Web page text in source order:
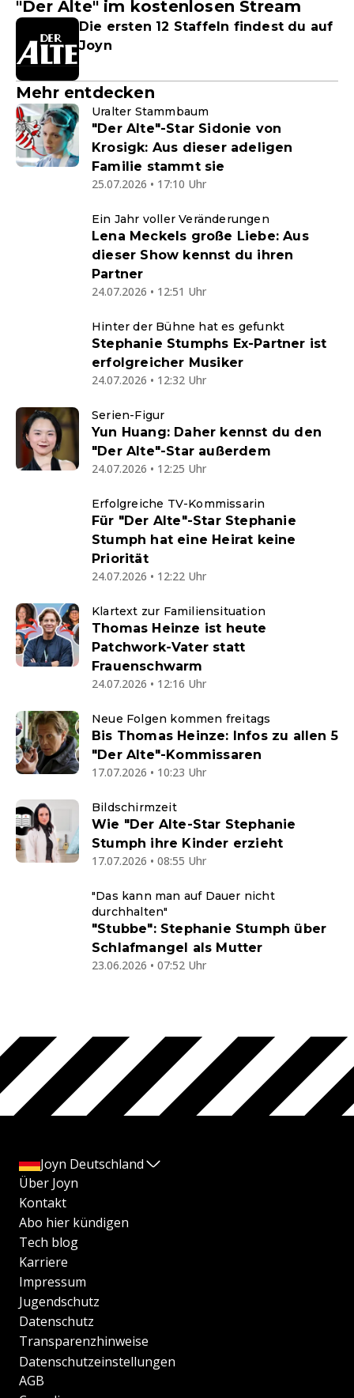
"Der Alte" im kostenlosen Stream
Die ersten 12 Staffeln findest du auf
Joyn
Mehr entdecken
Uralter Stammbaum
"Der Alte"-Star Sidonie von
Krosigk: Aus dieser adeligen
Familie stammt sie
25.07.2026 • 17:10 Uhr
Ein Jahr voller Veränderungen
Lena Meckels große Liebe: Aus
dieser Show kennst du ihren
Partner
24.07.2026 • 12:51 Uhr
Hinter der Bühne hat es gefunkt
Stephanie Stumphs Ex-Partner ist
erfolgreicher Musiker
24.07.2026 • 12:32 Uhr
Serien-Figur
Yun Huang: Daher kennst du den
"Der Alte"-Star außerdem
24.07.2026 • 12:25 Uhr
Erfolgreiche TV-Kommissarin
Für "Der Alte"-Star Stephanie
Stumph hat eine Heirat keine
Priorität
24.07.2026 • 12:22 Uhr
Klartext zur Familiensituation
Thomas Heinze ist heute
Patchwork-Vater statt
Frauenschwarm
24.07.2026 • 12:16 Uhr
Neue Folgen kommen freitags
Bis Thomas Heinze: Infos zu allen 5
"Der Alte"-Kommissaren
17.07.2026 • 10:23 Uhr
Bildschirmzeit
Wie "Der Alte-Star Stephanie
Stumph ihre Kinder erzieht
17.07.2026 • 08:55 Uhr
"Das kann man auf Dauer nicht
durchhalten"
"Stubbe": Stephanie Stumph über
Schlafmangel als Mutter
23.06.2026 • 07:52 Uhr
Joyn Deutschland
Über Joyn
Kontakt
Abo hier kündigen
Tech blog
Karriere
Impressum
Jugendschutz
Datenschutz
Transparenzhinweise
Datenschutzeinstellungen
AGB